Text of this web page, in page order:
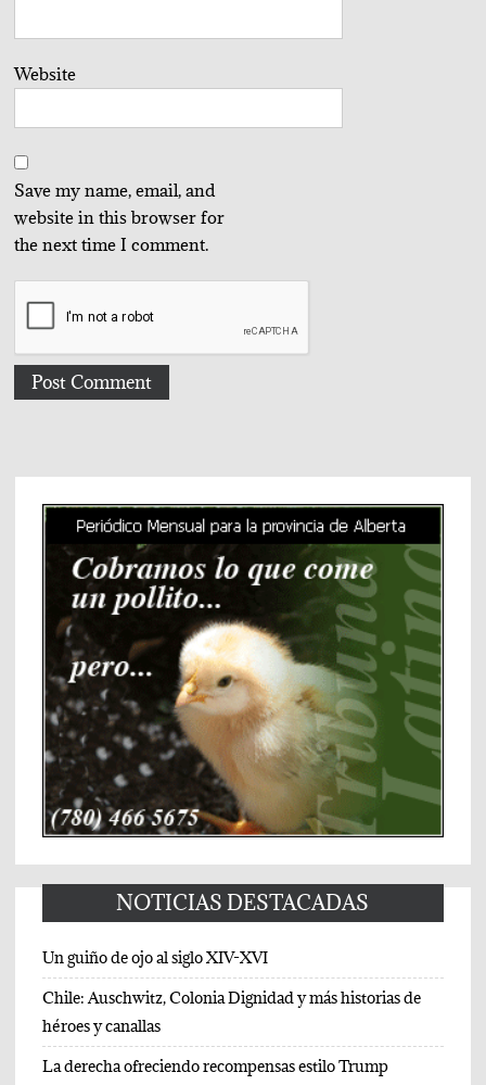
Website
Save my name, email, and
website in this browser for
the next time I comment.
NOTICIAS DESTACADAS
Un guiño de ojo al siglo XIV-XVI
Chile: Auschwitz, Colonia Dignidad y más historias de
héroes y canallas
La derecha ofreciendo recompensas estilo Trump